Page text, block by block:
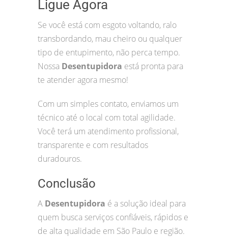
Ligue Agora
Se você está com esgoto voltando, ralo
transbordando, mau cheiro ou qualquer
tipo de entupimento, não perca tempo.
Nossa Desentupidora está pronta para
te atender agora mesmo!
Com um simples contato, enviamos um
técnico até o local com total agilidade.
Você terá um atendimento profissional,
transparente e com resultados
duradouros.
Conclusão
A Desentupidora é a solução ideal para
quem busca serviços confiáveis, rápidos e
de alta qualidade em São Paulo e região.